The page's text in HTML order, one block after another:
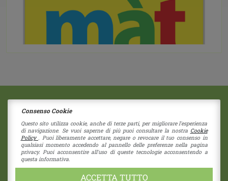
Pubblicato il:15 Ottobre 2024Etichettato
come:Eventi, News|Adele Baldi, fumetto,
prendersi cura, tutor apprendimento
2018 © Copyright - Centro Sociale Papa Giovanni XXIII
Via G. Bruno 11|41058 Vignola(Modena)
Società Coperativa - Nr Iscrizione C122937
RE - 274192 - Cap. Sociale 1.550 i.v.
CF 80039730355 - P.I. 01838960357
Privacy Policy| Cookies Policy
Consenso Cookie
Questo sito utilizza cookie, anche di terze parti, per migliorare l'esperienza
di navigazione. Se vuoi saperne di più puoi consultare la nostra Cookie
Policy
. Puoi liberamente accettare, negare o revocare il tuo consenso in
qualsiasi momento accedendo al pannello delle preferenze nella pagina
privacy. Puoi acconsentire all'uso di queste tecnologie acconsentendo a
questa informativa.
ACCETTA TUTTO